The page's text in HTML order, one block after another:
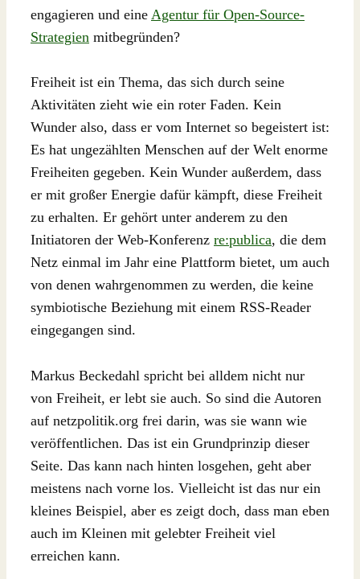
engagieren und eine Agentur für Open-Source-
Strategien mitbegründen?
Freiheit ist ein Thema, das sich durch seine
Aktivitäten zieht wie ein roter Faden. Kein
Wunder also, dass er vom Internet so begeistert ist:
Es hat ungezählten Menschen auf der Welt enorme
Freiheiten gegeben. Kein Wunder außerdem, dass
er mit großer Energie dafür kämpft, diese Freiheit
zu erhalten. Er gehört unter anderem zu den
Initiatoren der Web-Konferenz re:publica, die dem
Netz einmal im Jahr eine Plattform bietet, um auch
von denen wahrgenommen zu werden, die keine
symbiotische Beziehung mit einem RSS-Reader
eingegangen sind.
Markus Beckedahl spricht bei alldem nicht nur
von Freiheit, er lebt sie auch. So sind die Autoren
auf netzpolitik.org frei darin, was sie wann wie
veröffentlichen. Das ist ein Grundprinzip dieser
Seite. Das kann nach hinten losgehen, geht aber
meistens nach vorne los. Vielleicht ist das nur ein
kleines Beispiel, aber es zeigt doch, dass man eben
auch im Kleinen mit gelebter Freiheit viel
erreichen kann.